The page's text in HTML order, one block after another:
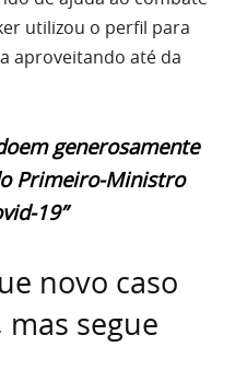
utilizou o perfil para
aproveitando até da
generosamente
Primeiro-Ministro
19”
novo caso
segue